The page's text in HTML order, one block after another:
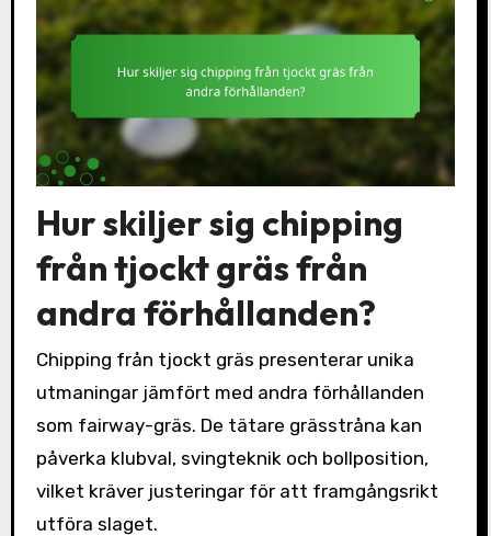
Hur skiljer sig chipping
från tjockt gräs från
andra förhållanden?
Chipping från tjockt gräs presenterar unika
utmaningar jämfört med andra förhållanden
som fairway-gräs. De tätare grässtråna kan
påverka klubval, svingteknik och bollposition,
vilket kräver justeringar för att framgångsrikt
utföra slaget.